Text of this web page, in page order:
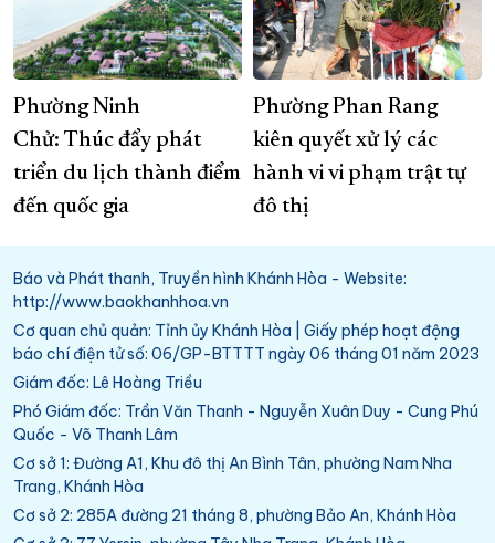
Phường Ninh
Chử: Thúc đẩy phát
triển du lịch thành điểm
đến quốc gia
Phường Phan Rang
kiên quyết xử lý các
hành vi vi phạm trật tự
đô thị
Báo và Phát thanh, Truyền hình Khánh Hòa - Website:
http://www.baokhanhhoa.vn
Cơ quan chủ quản: Tỉnh ủy Khánh Hòa | Giấy phép hoạt động
báo chí điện tử số: 06/GP-BTTTT ngày 06 tháng 01 năm 2023
Giám đốc: Lê Hoàng Triều
Phó Giám đốc: Trần Văn Thanh - Nguyễn Xuân Duy - Cung Phú
Quốc - Võ Thanh Lâm
Cơ sở 1: Đường A1, Khu đô thị An Bình Tân, phường Nam Nha
Trang, Khánh Hòa
Cơ sở 2: 285A đường 21 tháng 8, phường Bảo An, Khánh Hòa